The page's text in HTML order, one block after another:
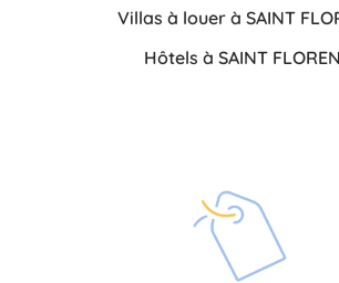
Villas à louer à SAINT
Hôtels à SAINT